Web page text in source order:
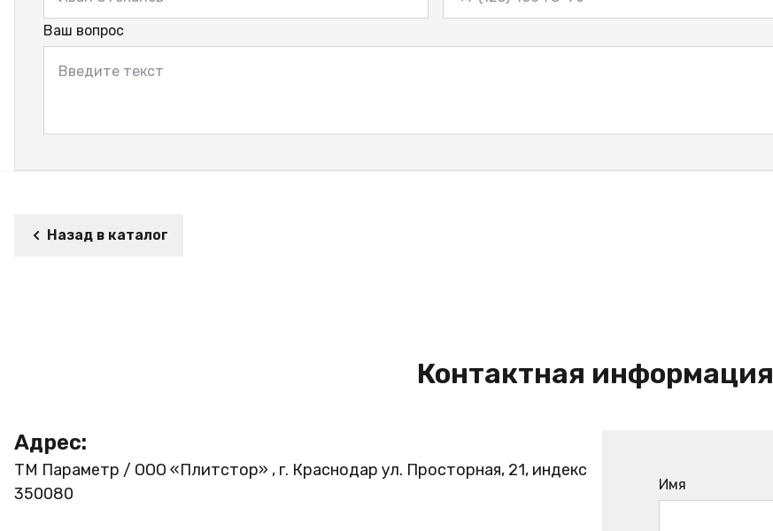
Ваш вопрос
Назад в каталог
Контактная информация
Адрес:
ТМ Параметр / ООО «Плитстор» , г. Краснодар ул. Просторная, 21, индекс
350080
Имя